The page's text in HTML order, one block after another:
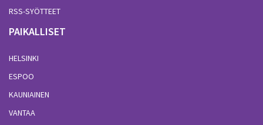
RSS-SYÖTTEET
PAIKALLISET
HELSINKI
ESPOO
KAUNIAINEN
VANTAA